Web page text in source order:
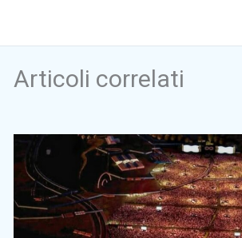
Articoli correlati